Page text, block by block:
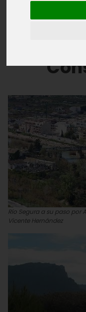
Río Segura a su paso por
Vicente Hernández